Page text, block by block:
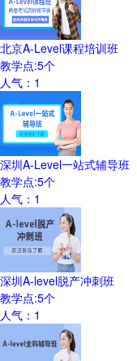
北京A-Level课程培训班
教学点:5个
人气： 1
深圳A-Level一站式辅导班
教学点:5个
人气： 1
深圳A-level脱产冲刺班
教学点:5个
人气： 1